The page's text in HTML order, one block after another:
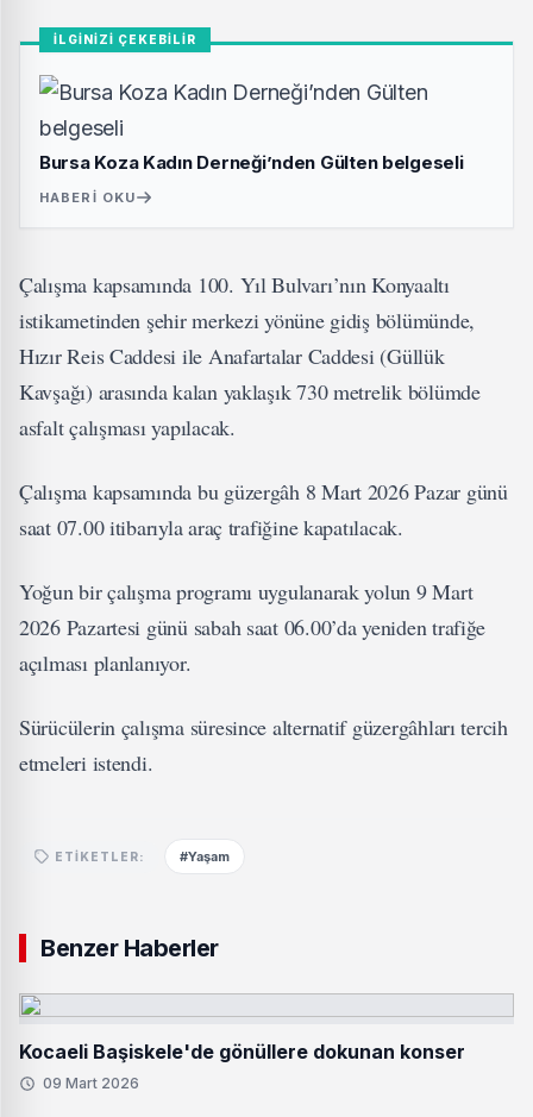
İLGİNİZİ ÇEKEBİLİR
Bursa Koza Kadın Derneği’nden Gülten belgeseli
HABERI OKU
Çalışma kapsamında 100. Yıl Bulvarı’nın Konyaaltı
istikametinden şehir merkezi yönüne gidiş bölümünde,
Hızır Reis Caddesi ile Anafartalar Caddesi (Güllük
Kavşağı) arasında kalan yaklaşık 730 metrelik bölümde
asfalt çalışması yapılacak.
Çalışma kapsamında bu güzergâh 8 Mart 2026 Pazar günü
saat 07.00 itibarıyla araç trafiğine kapatılacak.
Yoğun bir çalışma programı uygulanarak yolun 9 Mart
2026 Pazartesi günü sabah saat 06.00’da yeniden trafiğe
açılması planlanıyor.
Sürücülerin çalışma süresince alternatif güzergâhları tercih
etmeleri istendi.
ETIKETLER: #Yaşam
Benzer Haberler
Kocaeli Başiskele'de gönüllere dokunan konser
09 Mart 2026